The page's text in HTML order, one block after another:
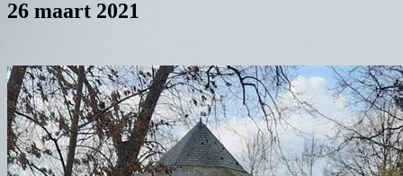
26 maart 2021